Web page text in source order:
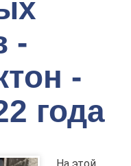
-
-
года